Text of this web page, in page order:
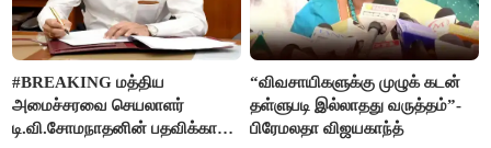
#BREAKING மத்திய
அமைச்சரவை செயலாளர்
டி.வி.சோமநாதனின் பதவிக்காலம்
“விவசாயிகளுக்கு முழுக் கடன்
தள்ளுபடி இல்லாதது வருத்தம்”-
பிரேமலதா விஜயகாந்த்